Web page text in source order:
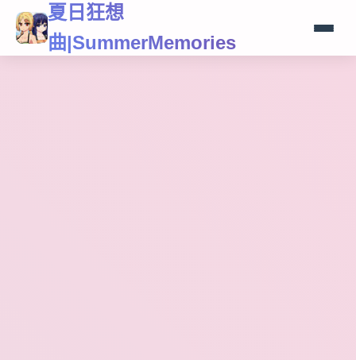
夏日狂想
曲|SummerMemories